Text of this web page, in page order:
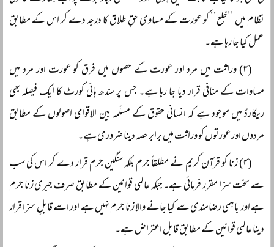
نظام میں ’’خلع‘‘ کو عورت کے مساوی حقِ طلاق کا درجہ دے کر اس کے مطابق
عمل کیا جا رہا ہے۔
(۳) وراثت میں مرد اور عورت کے حصوں میں فرق کو عورت اور مرد میں
مساوات کے منافی قرار دیا جا رہا ہے۔ جس پر سندھ ہائی کورٹ کا ایک فیصلہ بھی
ریکارڈ میں موجود ہے کہ انسانی حقوق کے مسلّمہ بین الاقوامی اصولوں کے مطابق
مردوں اور عورتوں کو وراثت میں برابر حصہ دینا ضروری ہے۔
(۴) زنا کو قرآن کریم نے مطلقاً‌ جرم بلکہ سنگین جرم قرار دے کر اس کی سب
سے سخت سزا مقرر فرمائی ہے۔ جبکہ عالمی قوانین کے مطابق صرف جبری زنا جرم
ہے اور باہمی رضامندی سے کیا جانے والا زنا جرم نہیں ہے اور اسے قابلِ سزا قرار
دینا عالمی قوانین کے مطابق قابل اعتراض ہے۔